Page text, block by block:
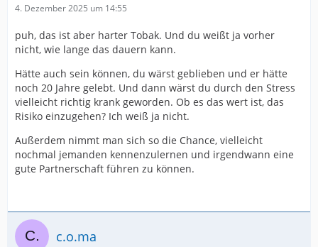
4. Dezember 2025 um 14:55
puh, das ist aber harter Tobak. Und du weißt ja vorher
nicht, wie lange das dauern kann.
Hätte auch sein können, du wärst geblieben und er hätte
noch 20 Jahre gelebt. Und dann wärst du durch den Stress
vielleicht richtig krank geworden. Ob es das wert ist, das
Risiko einzugehen? Ich weiß ja nicht.
Außerdem nimmt man sich so die Chance, vielleicht
nochmal jemanden kennenzulernen und irgendwann eine
gute Partnerschaft führen zu können.
c.o.ma